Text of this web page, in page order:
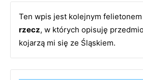
Ten wpis jest kolejnym
rzecz, w których opisuję
kojarzą mi się ze Śląskiem.